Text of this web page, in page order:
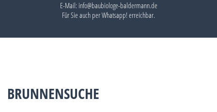
E-Mail: info@baubiologe-baldermann.de
Für Sie auch perWhatsapp!erreichbar.
BRUNNENSUCHE